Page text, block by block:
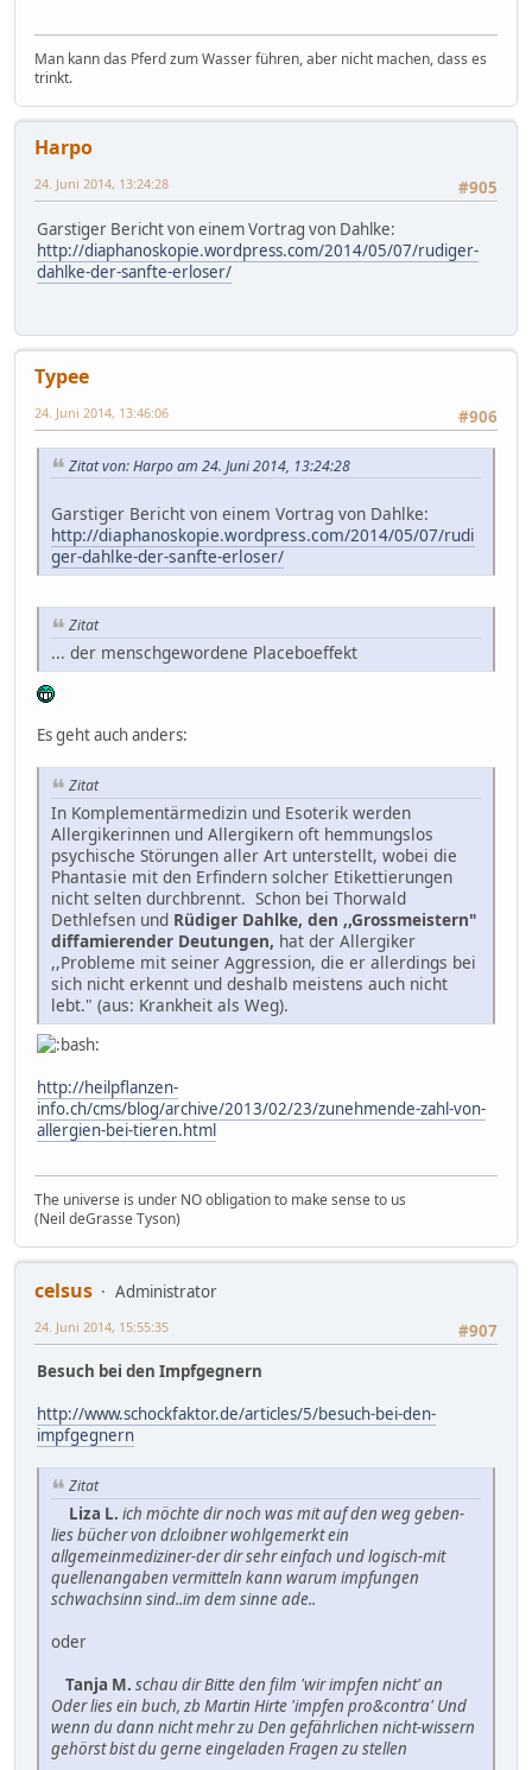
Man kann das Pferd zum Wasser führen, aber nicht machen, dass es
trinkt.
Harpo
#905
24. Juni 2014, 13:24:28
Garstiger Bericht von einem Vortrag von Dahlke:
http://diaphanoskopie.wordpress.com/2014/05/07/rudiger-
dahlke-der-sanfte-erloser/
Typee
#906
24. Juni 2014, 13:46:06
Zitat von: Harpo am 24. Juni 2014, 13:24:28
Garstiger Bericht von einem Vortrag von Dahlke:
http://diaphanoskopie.wordpress.com/2014/05/07/rudi
ger-dahlke-der-sanfte-erloser/
Zitat
... der menschgewordene Placeboeffekt
Es geht auch anders:
Zitat
In Komplementärmedizin und Esoterik werden
Allergikerinnen und Allergikern oft hemmungslos
psychische Störungen aller Art unterstellt, wobei die
Phantasie mit den Erfindern solcher Etikettierungen
nicht selten durchbrennt. Schon bei Thorwald
Dethlefsen und Rüdiger Dahlke, den ,,Grossmeistern"
diffamierender Deutungen, hat der Allergiker
,,Probleme mit seiner Aggression, die er allerdings bei
sich nicht erkennt und deshalb meistens auch nicht
lebt." (aus: Krankheit als Weg).
http://heilpflanzen-
info.ch/cms/blog/archive/2013/02/23/zunehmende-zahl-von-
allergien-bei-tieren.html
The universe is under NO obligation to make sense to us
(Neil deGrasse Tyson)
celsus
Administrator
#907
24. Juni 2014, 15:55:35
Besuch bei den Impfgegnern
http://www.schockfaktor.de/articles/5/besuch-bei-den-
impfgegnern
Zitat
Liza L. ich möchte dir noch was mit auf den weg geben-
lies bücher von dr.loibner wohlgemerkt ein
allgemeinmediziner-der dir sehr einfach und logisch-mit
quellenangaben vermitteln kann warum impfungen
schwachsinn sind..im dem sinne ade..
oder
Tanja M. schau dir Bitte den film 'wir impfen nicht' an
Oder lies ein buch, zb Martin Hirte 'impfen pro&contra' Und
wenn du dann nicht mehr zu Den gefährlichen nicht-wissern
gehörst bist du gerne eingeladen Fragen zu stellen